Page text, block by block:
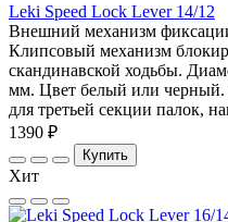
Leki Speed Lock Lever 14/12
Внешний механизм
Клипсовый механизм
скандинавской ходьбы.
мм. Цвет белый или черный.
для третьей секции палок,
1390 ₽
Купить
Хит